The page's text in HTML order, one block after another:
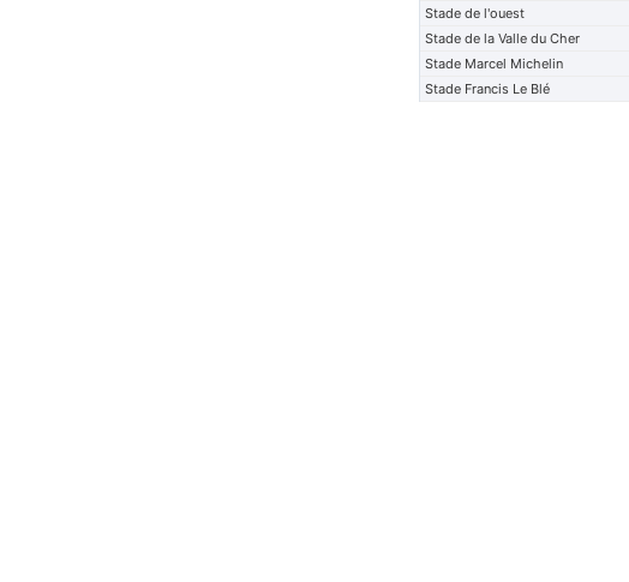
Stade de l'ouest
Stade de la Valle du Cher
Stade Marcel Michelin
Stade Francis Le Blé